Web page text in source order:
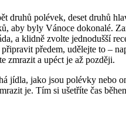
druhů polévek, deset druhů
aby byly Vánoce dokonalé.
a klidně zvolte jednodušší
předem, udělejte to –
zmrazit a upéct je až později.
jídla, jako jsou polévky nebo
je. Tím si ušetříte čas